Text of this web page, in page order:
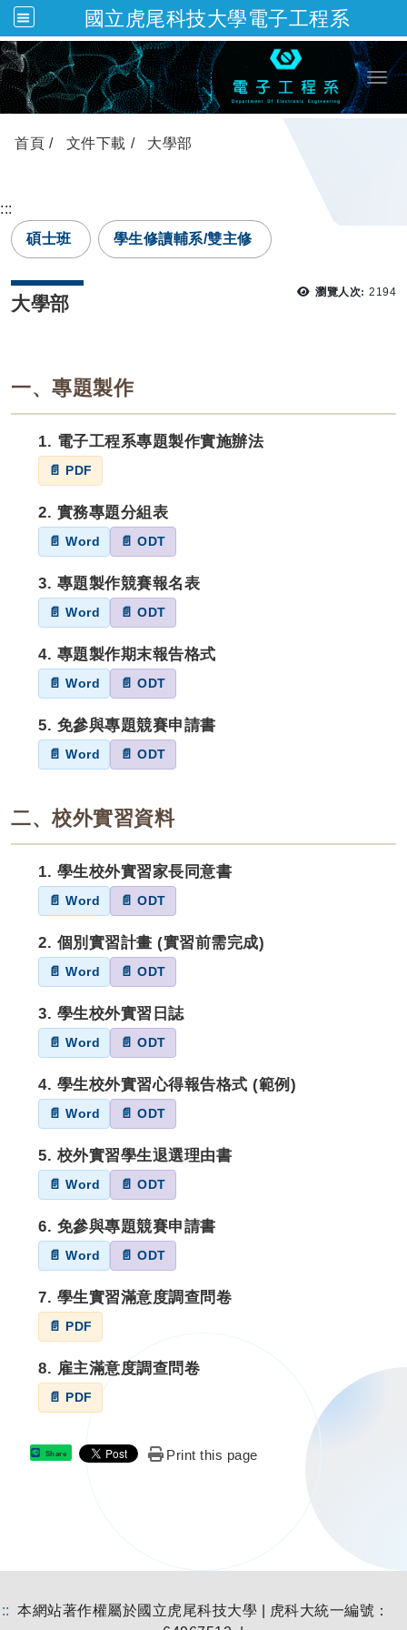
國立虎尾科技大學電子工程系
跳到主要內容
首頁 文件下載 大學部
:::
碩士班
學生修讀輔系/雙主修
瀏覽人次: 瀏覽
2194
大學部
一、專題製作
1. 電子工程系專題製作實施辦法
📄 PDF
2. 實務專題分組表
📄 Word 📄 ODT
3. 專題製作競賽報名表
📄 Word 📄 ODT
4. 專題製作期末報告格式
📄 Word 📄 ODT
5. 免參與專題競賽申請書
📄 Word 📄 ODT
二、校外實習資料
1. 學生校外實習家長同意書
📄 Word 📄 ODT
2. 個別實習計畫 (實習前需完成)
📄 Word 📄 ODT
3. 學生校外實習日誌
📄 Word 📄 ODT
4. 學生校外實習心得報告格式 (範例)
📄 Word 📄 ODT
5. 校外實習學生退選理由書
📄 Word 📄 ODT
6. 免參與專題競賽申請書
📄 Word 📄 ODT
7. 學生實習滿意度調查問卷
📄 PDF
8. 雇主滿意度調查問卷
📄 PDF
Share Print this page
本網站著作權屬於國立虎尾科技大學 | 虎科大統一編號：